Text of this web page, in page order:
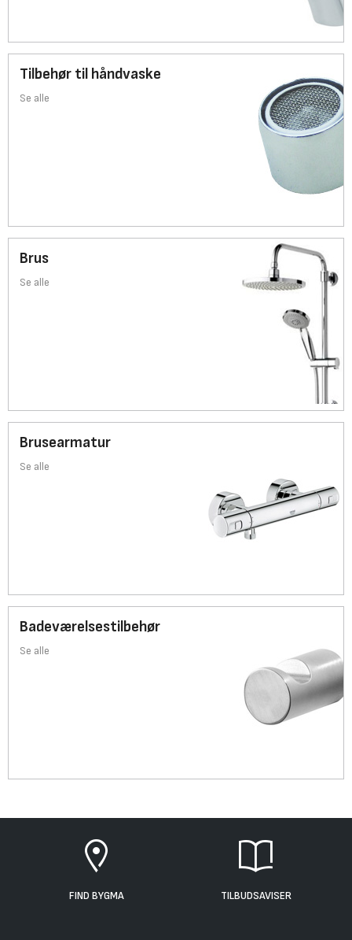
Tilbehør til håndvaske
Se alle
Brus
Se alle
Brusearmatur
Se alle
Badeværelsestilbehør
Se alle
FIND BYGMA TILBUDSAVISER